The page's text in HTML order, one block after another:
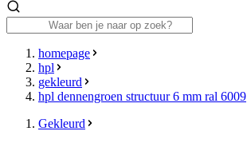
homepage
hpl
gekleurd
hpl dennengroen structuur 6 mm ral 6009
Gekleurd